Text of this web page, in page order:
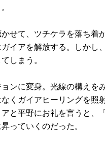
せて、ツチケラを落ち着
イアを解放する。しかし
しまう。
ンに変身。光線の構えを
くガイアヒーリングを照
と平野にお礼を言うと、
っていくのだった。